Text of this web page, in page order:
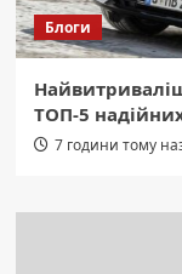
Блоги
ТОП-5
7 години тому